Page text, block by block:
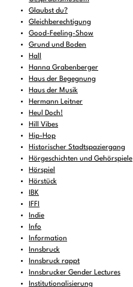
Glaubst du?
Gleichberechtigung
Good-Feeling-Show
Grund und Boden
Hall
Hanna Grabenberger
Haus der Begegnung
Haus der Musik
Hermann Leitner
Heul Doch!
Hill Vibes
Hip-Hop
Historischer Stadtspaziergang
Hörgeschichten und Gehörspiele
Hörspiel
Hörstück
IBK
IFFI
Indie
Info
Information
Innsbruck
Innsbruck rappt
Innsbrucker Gender Lectures
Institutionalisierung